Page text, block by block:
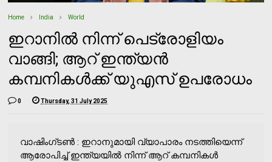
Home India World
ഇറാനില്‍ നിന്ന് പെട്രോളിയം
വാങ്ങി; ആറ് ഇന്ത്യന്‍
കമ്പനികള്‍ക്ക് യുഎസ് ഉപരോധം
0 Thursday, 31 July 2025
വാഷിംഗ്ടണ്‍ : ഇറാനുമായി വ്യാപാരം നടത്തിയെന്ന്
ആരോപിച്ച് ഇന്ത്യയില്‍ നിന്ന് ആറ് കമ്പനികള്‍